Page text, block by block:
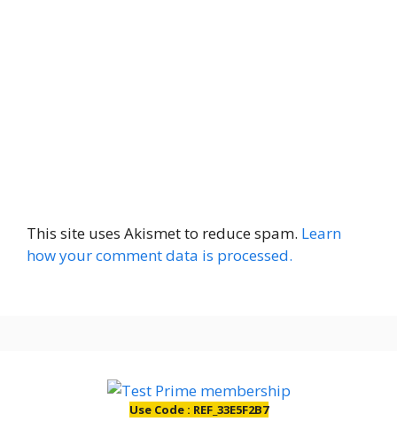
This site uses Akismet to reduce spam. Learn
how your comment data is processed.
Use Code : REF_33E5F2B7